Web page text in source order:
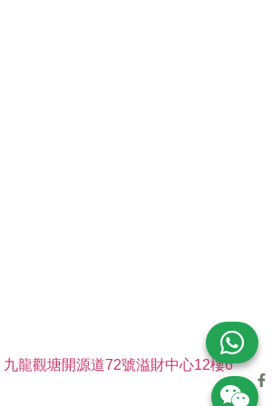
九龍觀塘開源道72號溢財中心12樓6